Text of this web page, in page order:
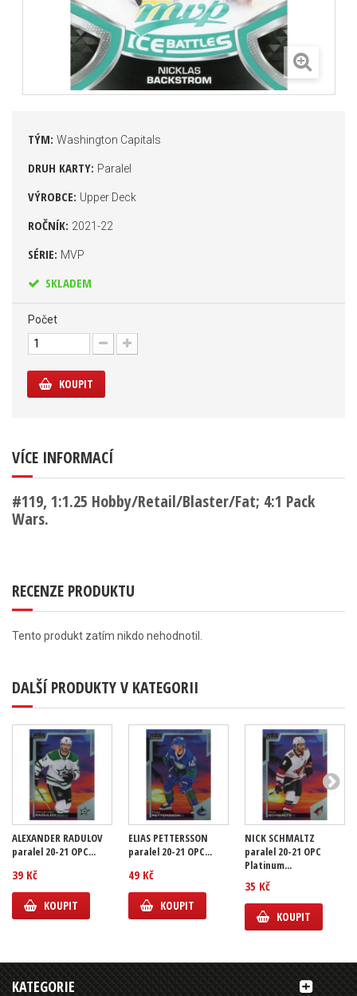
TÝM: Washington Capitals
DRUH KARTY: Paralel
VÝROBCE: Upper Deck
ROČNÍK: 2021-22
SÉRIE: MVP
SKLADEM
Počet
KOUPIT
VÍCE INFORMACÍ
#119, 1:1.25 Hobby/Retail/Blaster/Fat; 4:1 Pack
Wars.
RECENZE PRODUKTU
Tento produkt zatím nikdo nehodnotil.
DALŠÍ PRODUKTY V KATEGORII
ALEXANDER RADULOV
paralel 20-21 OPC...
39 Kč
KOUPIT
ELIAS PETTERSSON
paralel 20-21 OPC...
49 Kč
KOUPIT
NICK SCHMALTZ
paralel 20-21 OPC
Platinum...
35 Kč
KOUPIT
KATEGORIE